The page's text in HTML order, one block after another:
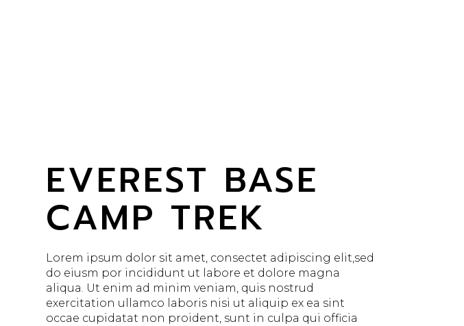
EVEREST BASE
CAMP TREK
Lorem ipsum dolor sit amet, consectet adipiscing elit,sed
do eiusm por incididunt ut labore et dolore magna
aliqua. Ut enim ad minim veniam, quis nostrud
exercitation ullamco laboris nisi ut aliquip ex ea sint
occae cupidatat non proident, sunt in culpa qui officia